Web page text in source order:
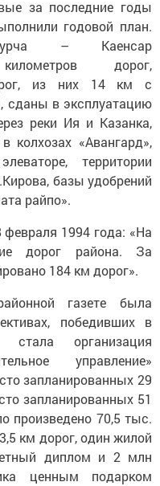
за последние годы
годовой план.
– Каенсар
дорог,
из них 14 км с
сданы в эксплуатацию
реки Ия и Казанка,
колхозах «Авангард»,
территории
базы удобрений
райпо».
февраля 1994 года: «На
дорог района. За
184 км дорог».
газете была
победивших в
стала организация
управление»
запланированных 29
запланированных 51
произведено 70,5 тыс.
км дорог, один жилой
диплом и 2 млн
ценным подарком